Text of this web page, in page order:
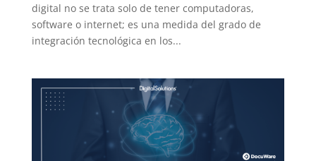
digital no se trata solo de tener computadoras,
software o internet; es una medida del grado de
integración tecnológica en los...